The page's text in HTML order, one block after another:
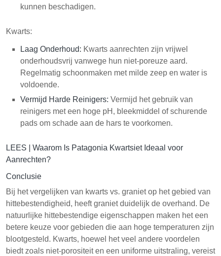
kunnen beschadigen.
Kwarts:
Laag Onderhoud: Kwarts aanrechten zijn vrijwel
onderhoudsvrij vanwege hun niet-poreuze aard.
Regelmatig schoonmaken met milde zeep en water is
voldoende.
Vermijd Harde Reinigers: Vermijd het gebruik van
reinigers met een hoge pH, bleekmiddel of schurende
pads om schade aan de hars te voorkomen.
LEES | Waarom Is Patagonia Kwartsiet Ideaal voor
Aanrechten?
Conclusie
Bij het vergelijken van kwarts vs. graniet op het gebied van
hittebestendigheid, heeft graniet duidelijk de overhand. De
natuurlijke hittebestendige eigenschappen maken het een
betere keuze voor gebieden die aan hoge temperaturen zijn
blootgesteld. Kwarts, hoewel het veel andere voordelen
biedt zoals niet-porositeit en een uniforme uitstraling, vereist